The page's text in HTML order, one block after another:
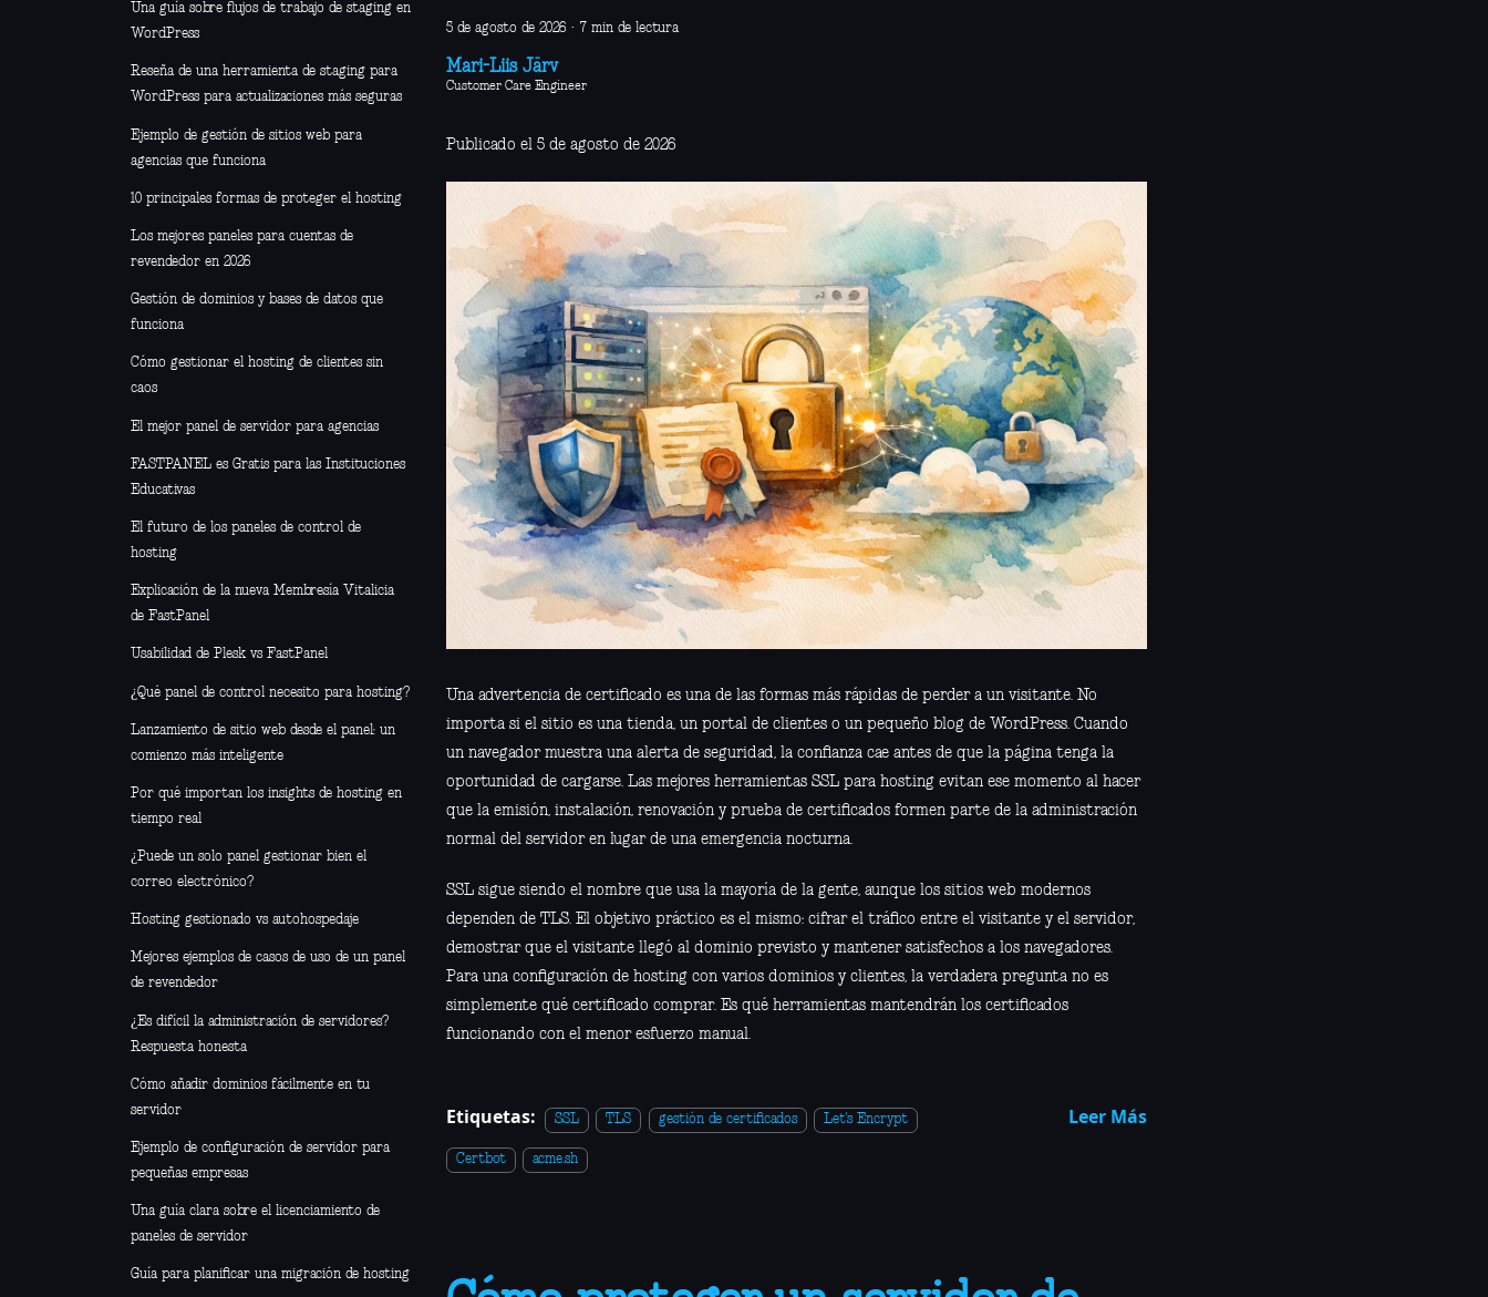
Una guía sobre flujos de trabajo de staging en
WordPress
Reseña de una herramienta de staging para
WordPress para actualizaciones más seguras
Ejemplo de gestión de sitios web para
agencias que funciona
10 principales formas de proteger el hosting
Los mejores paneles para cuentas de
revendedor en 2026
Gestión de dominios y bases de datos que
funciona
Cómo gestionar el hosting de clientes sin
caos
El mejor panel de servidor para agencias
FASTPANEL es Gratis para las Instituciones
Educativas
El futuro de los paneles de control de
hosting
Explicación de la nueva Membresía Vitalicia
de FastPanel
Usabilidad de Plesk vs FastPanel
¿Qué panel de control necesito para hosting?
Lanzamiento de sitio web desde el panel: un
comienzo más inteligente
Por qué importan los insights de hosting en
tiempo real
¿Puede un solo panel gestionar bien el
correo electrónico?
Hosting gestionado vs autohospedaje
Mejores ejemplos de casos de uso de un panel
de revendedor
¿Es difícil la administración de servidores?
Respuesta honesta
Cómo añadir dominios fácilmente en tu
servidor
Ejemplo de configuración de servidor para
pequeñas empresas
Una guía clara sobre el licenciamiento de
paneles de servidor
Guía para planificar una migración de hosting
5 de agosto de 2026 · 7 min de lectura
Mari-Liis Järv
Customer Care Engineer
Publicado el 5 de agosto de 2026
Una advertencia de certificado es una de las formas más rápidas de perder a un visitante. No
importa si el sitio es una tienda, un portal de clientes o un pequeño blog de WordPress. Cuando
un navegador muestra una alerta de seguridad, la confianza cae antes de que la página tenga la
oportunidad de cargarse. Las mejores herramientas SSL para hosting evitan ese momento al hacer
que la emisión, instalación, renovación y prueba de certificados formen parte de la administración
normal del servidor en lugar de una emergencia nocturna.
SSL sigue siendo el nombre que usa la mayoría de la gente, aunque los sitios web modernos
dependen de TLS. El objetivo práctico es el mismo: cifrar el tráfico entre el visitante y el servidor,
demostrar que el visitante llegó al dominio previsto y mantener satisfechos a los navegadores.
Para una configuración de hosting con varios dominios y clientes, la verdadera pregunta no es
simplemente qué certificado comprar. Es qué herramientas mantendrán los certificados
funcionando con el menor esfuerzo manual.
Etiquetas: SSL TLS gestión de certificados Let's Encrypt
Certbot acme.sh
Leer Más